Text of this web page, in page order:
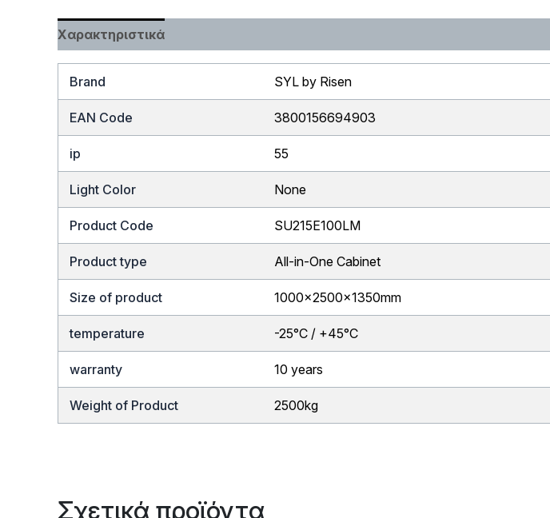
Χαρακτηριστικά
Brand SYL by Risen
EAN Code 3800156694903
ip 55
Light Color None
Product Code SU215E100LM
Product type All-in-One Cabinet
Size of product 1000×2500×1350mm
temperature -25°C / +45°C
warranty 10 years
Weight of Product 2500kg
Σχετικά προϊόντα